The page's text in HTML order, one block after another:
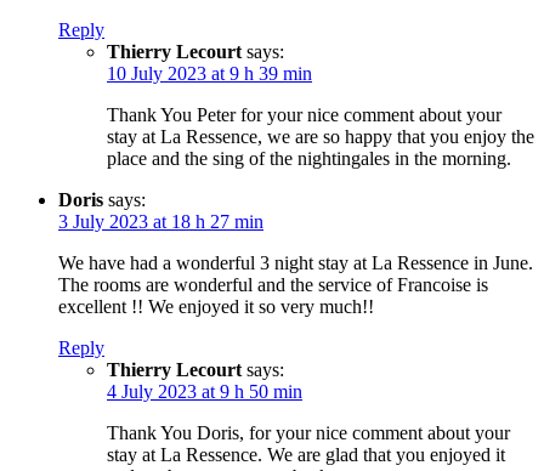
Reply
Thierry Lecourt says:
10 July 2023 at 9 h 39 min
Thank You Peter for your nice comment about your
stay at La Ressence, we are so happy that you enjoy the
place and the sing of the nightingales in the morning.
Doris says:
3 July 2023 at 18 h 27 min
We have had a wonderful 3 night stay at La Ressence in June.
The rooms are wonderful and the service of Francoise is
excellent !! We enjoyed it so very much!!
Reply
Thierry Lecourt says:
4 July 2023 at 9 h 50 min
Thank You Doris, for your nice comment about your
stay at La Ressence. We are glad that you enjoyed it